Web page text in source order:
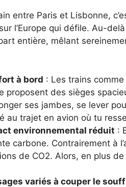
entre Paris et Lisbonne,
l’Europe qui défile. Au-
entière, mêlant
à bord : Les trains
proposent des sièges
ses jambes, se lever
au trajet en avion où tu
environnemental réduit :
carbone. Contrairement à
de CO2. Alors, en plus
variés à couper le